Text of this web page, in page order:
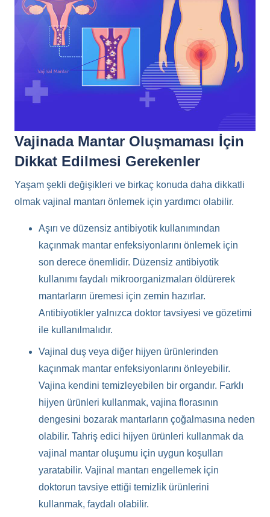
Vajinada Mantar Oluşmaması İçin
Dikkat Edilmesi Gerekenler
Yaşam şekli değişikleri ve birkaç konuda daha dikkatli
olmak vajinal mantarı önlemek için yardımcı olabilir.
Aşırı ve düzensiz antibiyotik kullanımından
kaçınmak mantar enfeksiyonlarını önlemek için
son derece önemlidir. Düzensiz antibiyotik
kullanımı faydalı mikroorganizmaları öldürerek
mantarların üremesi için zemin hazırlar.
Antibiyotikler yalnızca doktor tavsiyesi ve gözetimi
ile kullanılmalıdır.
Vajinal duş veya diğer hijyen ürünlerinden
kaçınmak mantar enfeksiyonlarını önleyebilir.
Vajina kendini temizleyebilen bir organdır. Farklı
hijyen ürünleri kullanmak, vajina florasının
dengesini bozarak mantarların çoğalmasına neden
olabilir. Tahriş edici hijyen ürünleri kullanmak da
vajinal mantar oluşumu için uygun koşulları
yaratabilir. Vajinal mantarı engellemek için
doktorun tavsiye ettiği temizlik ürünlerini
kullanmak, faydalı olabilir.